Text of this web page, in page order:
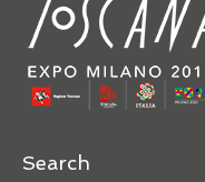
Search